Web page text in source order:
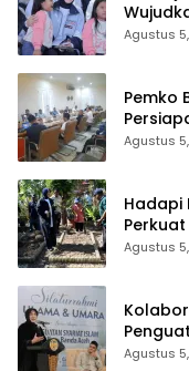
Agustus
Pemko
Atjeh
Agustus
Hadapi
Proklim
Agustus
Agustus